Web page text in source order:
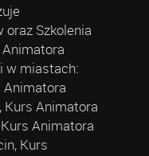
Szkolenia
w miastach:
Animatora
Kurs Animatora
Animatora
Kurs